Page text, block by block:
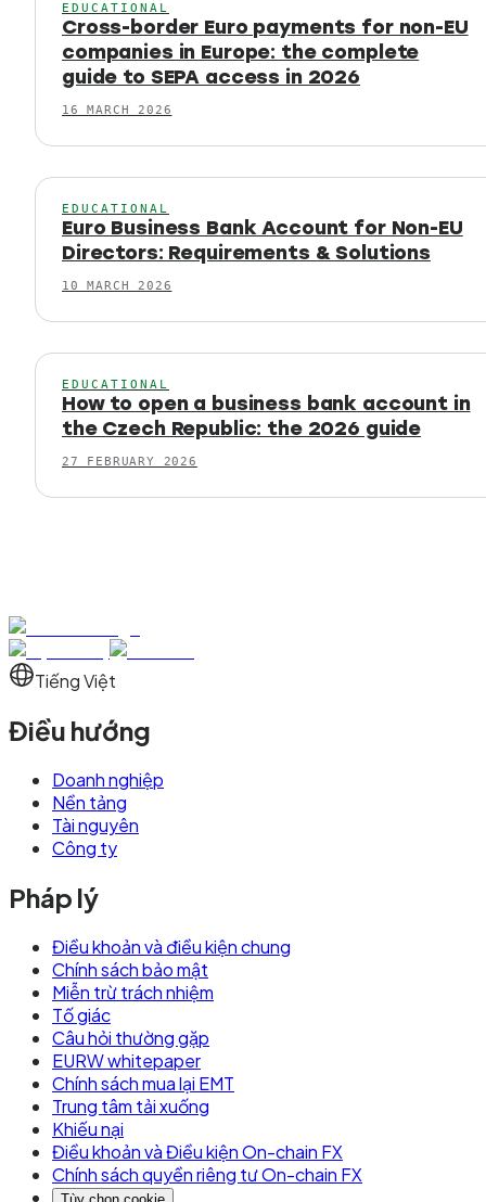
EDUCATIONAL
Cross-border Euro payments for non-EU
companies in Europe: the complete
guide to SEPA access in 2026
16 MARCH 2026
EDUCATIONAL
Euro Business Bank Account for Non-EU
Directors: Requirements & Solutions
10 MARCH 2026
EDUCATIONAL
How to open a business bank account in
the Czech Republic: the 2026 guide
27 FEBRUARY 2026
Tiếng Việt
Điều hướng
Doanh nghiệp
Nền tảng
Tài nguyên
Công ty
Pháp lý
Điều khoản và điều kiện chung
Chính sách bảo mật
Miễn trừ trách nhiệm
Tố giác
Câu hỏi thường gặp
EURW whitepaper
Chính sách mua lại EMT
Trung tâm tải xuống
Khiếu nại
Điều khoản và Điều kiện On-chain FX
Chính sách quyền riêng tư On-chain FX